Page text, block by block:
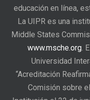
educación en línea,
La UIPR es una
Middle States
www.msche.org.
Universidad
“Acreditación
Comisión sobre